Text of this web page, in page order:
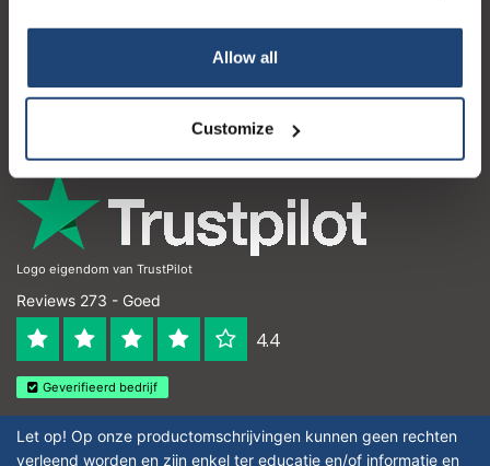
Allow all
Customize
Contactgegevens
Logo eigendom van TrustPilot
Reviews 273 - Goed
4.4
Geverifieerd bedrijf
Let op! Op onze productomschrijvingen kunnen geen rechten
verleend worden en zijn enkel ter educatie en/of informatie en